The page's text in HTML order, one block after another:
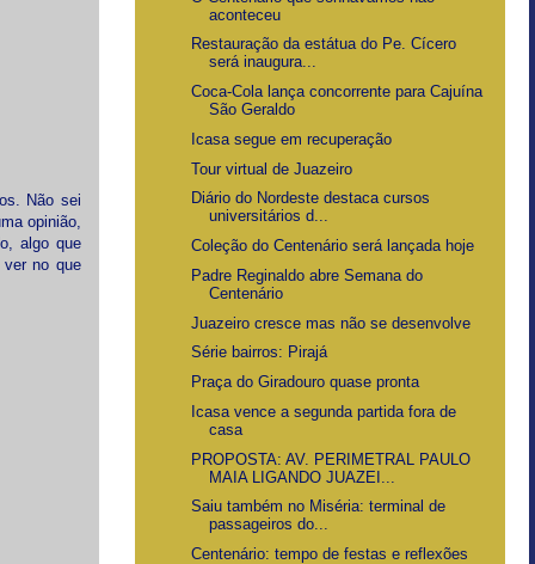
Não sei
opinião,
algo que
ver no que
aconteceu
Restauração da estátua do Pe. Cícero
será inaugura...
Coca-Cola lança concorrente para Cajuína
São Geraldo
Icasa segue em recuperação
Tour virtual de Juazeiro
Diário do Nordeste destaca cursos
universitários d...
Coleção do Centenário será lançada hoje
Padre Reginaldo abre Semana do
Centenário
Juazeiro cresce mas não se desenvolve
Série bairros: Pirajá
Praça do Giradouro quase pronta
Icasa vence a segunda partida fora de
casa
PROPOSTA: AV. PERIMETRAL PAULO
MAIA LIGANDO JUAZEI...
Saiu também no Miséria: terminal de
passageiros do...
Centenário: tempo de festas e reflexões